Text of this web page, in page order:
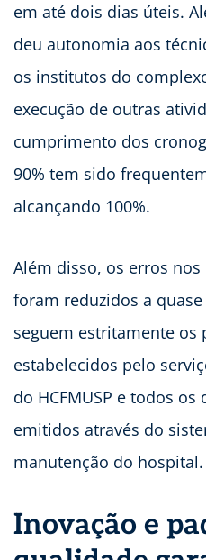
em até dois dias úteis.
deu autonomia aos
os institutos do
execução de outras
cumprimento dos
90% tem sido
alcançando 100%.
Além disso, os erros
foram reduzidos a
seguem estritamente os
estabelecidos pelo
do HCFMUSP e todos
emitidos através do
manutenção do hospital.
Inovação e